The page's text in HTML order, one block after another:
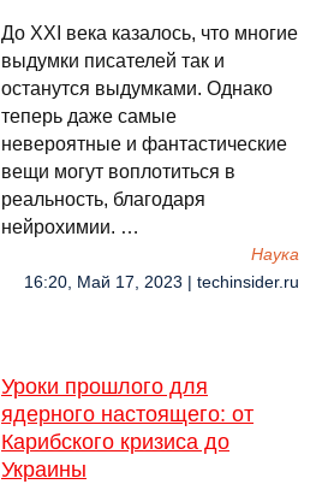
До XXI века казалось, что многие
выдумки писателей так и
останутся выдумками. Однако
теперь даже самые
невероятные и фантастические
вещи могут воплотиться в
реальность, благодаря
нейрохимии. …
Наука
16:20, Май 17, 2023 | techinsider.ru
Уроки прошлого для
ядерного настоящего: от
Карибского кризиса до
Украины